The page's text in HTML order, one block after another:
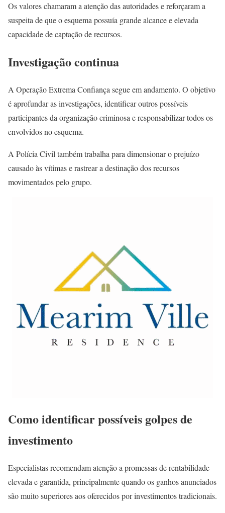
Os valores chamaram a atenção das autoridades e reforçaram a
suspeita de que o esquema possuía grande alcance e elevada
capacidade de captação de recursos.
Investigação continua
A Operação Extrema Confiança segue em andamento. O objetivo
é aprofundar as investigações, identificar outros possíveis
participantes da organização criminosa e responsabilizar todos os
envolvidos no esquema.
A Polícia Civil também trabalha para dimensionar o prejuízo
causado às vítimas e rastrear a destinação dos recursos
movimentados pelo grupo.
Como identificar possíveis golpes de
investimento
Especialistas recomendam atenção a promessas de rentabilidade
elevada e garantida, principalmente quando os ganhos anunciados
são muito superiores aos oferecidos por investimentos tradicionais.